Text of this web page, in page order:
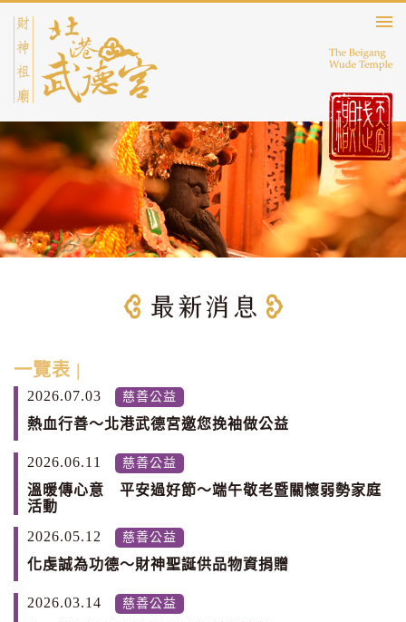
一覽表 |
2026.07.03 慈善公益
熱血行善～北港武德宮邀您挽袖做公益
2026.06.11 慈善公益
溫暖傳心意 平安過好節～端午敬老暨關懷弱勢家庭
活動
2026.05.12
慈善公益
化虔誠為功德～財神聖誕供品物資捐贈
2026.03.14 慈善公益